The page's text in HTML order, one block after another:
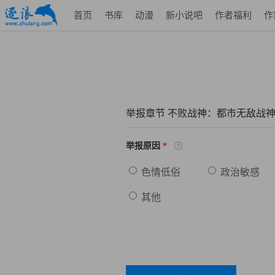
首页 书库 动漫 新小说吧 作者福利 作
举报章节 不败战神：都市无敌
举报原因 *
色情低俗 政治敏感
其他